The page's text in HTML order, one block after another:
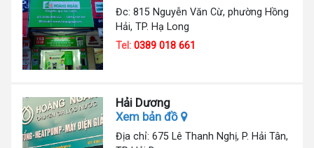
Đc: 815 Nguyễn Văn Cừ, phường Hồng
Hải, TP. Hạ Long
Tel:0389 018 661
Hải Dương
Xem bản đồ
Địa chỉ: 675 Lê Thanh Nghị, P. Hải Tân,